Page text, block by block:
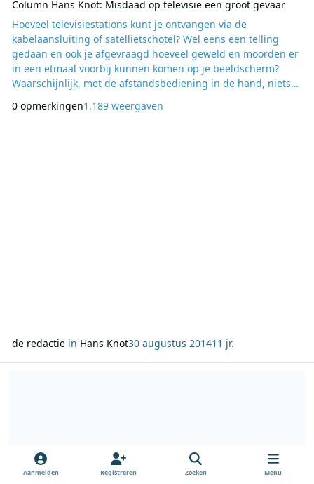
Column Hans Knot: Misdaad op televisie een groot gevaar
Hoeveel televisiestations kunt je ontvangen via de
kabelaansluiting of satellietschotel? Wel eens een telling
gedaan en ook je afgevraagd hoeveel geweld en moorden er
in een etmaal voorbij kunnen komen op je beeldscherm?
Waarschijnlijk, met de afstandsbediening in de hand, niets
heel anders met het karige aanbod aan
0 opmerkingen1.189 weergaven
de redactiein Hans Knot30 augustus 201411 jr.
Aanmelden Registreren Zoeken Menu